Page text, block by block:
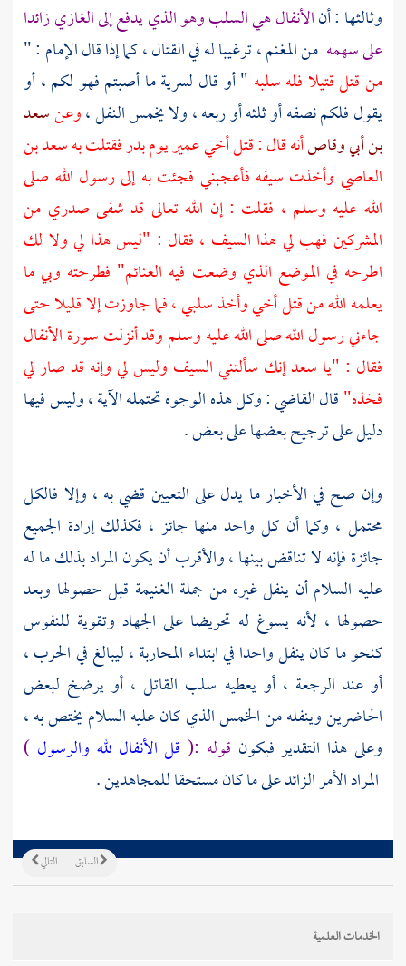
وثالثها : أنالأنفال هي السلب وهو الذي يدفع إلى الغازي زائدا
على سهمه من المغنم ، ترغيبا له في القتال ، كما إذا قال الإمام : "
من قتل قتيلا فله سلبه " أو قال لسرية ما أصبتم فهو لكم ، أو
يقول فلكم نصفه أو ثلثه أو ربعه ، ولا يخمس النفل ،وعنسعد
بن أبي وقاصأنه قال : قتل أخيعميريومبدرفقتلت بهسعد بن
العاصي وأخذت سيفه فأعجبني فجئت به إلى رسول الله صلى
الله عليه وسلم ، فقلت : إن الله تعالى قد شفى صدري من
المشركين فهب لي هذا السيف ، فقال : "ليس هذا لي ولا لك
اطرحه في الموضع الذي وضعت فيه الغنائم" فطرحته وبي ما
يعلمه الله من قتل أخي وأخذ سلبي ، فما جاوزت إلا قليلا حتى
جاءني رسول الله صلى الله عليه وسلم وقد أنزلت سورة الأنفال
فقال : "يا سعدإنك سألتني السيف وليس لي وإنه قد صار لي
فخذه"قال القاضي : وكل هذه الوجوه تحتمله الآية ، وليس فيها
دليل على ترجيح بعضها على بعض .
وإن صح في الأخبار ما يدل على التعيين قضي به ، وإلا فالكل
محتمل ، وكما أن كل واحد منها جائز ، فكذلك إرادة الجميع
جائزة فإنه لا تناقض بينها ، والأقرب أن يكون المراد بذلك ما له
عليه السلام أن ينفل غيره من جملة الغنيمة قبل حصولها وبعد
حصولها ، لأنه يسوغ له تحريضا على الجهاد وتقوية للنفوس
كنحو ما كان ينفل واحدا في ابتداء المحاربة ، ليبالغ في الحرب ،
أو عند الرجعة ، أو يعطيه سلب القاتل ، أو يرضخ لبعض
الحاضرين وينفله من الخمس الذي كان عليه السلام يختص به ،
وعلى هذا التقدير فيكون قوله :( قل الأنفال لله والرسول )
المراد الأمر الزائد على ما كان مستحقا للمجاهدين .
التالي السابق
الخدمات العلمية